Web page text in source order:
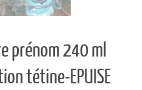
prénom 240 ml
tétine-EPUISE